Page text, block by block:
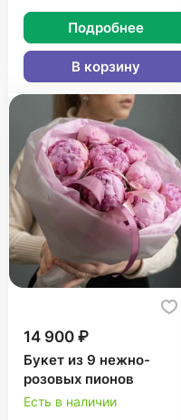
Подробнее
В корзину
14 900 ₽
Букет из 9 нежно-
розовых пионов
Есть в наличии